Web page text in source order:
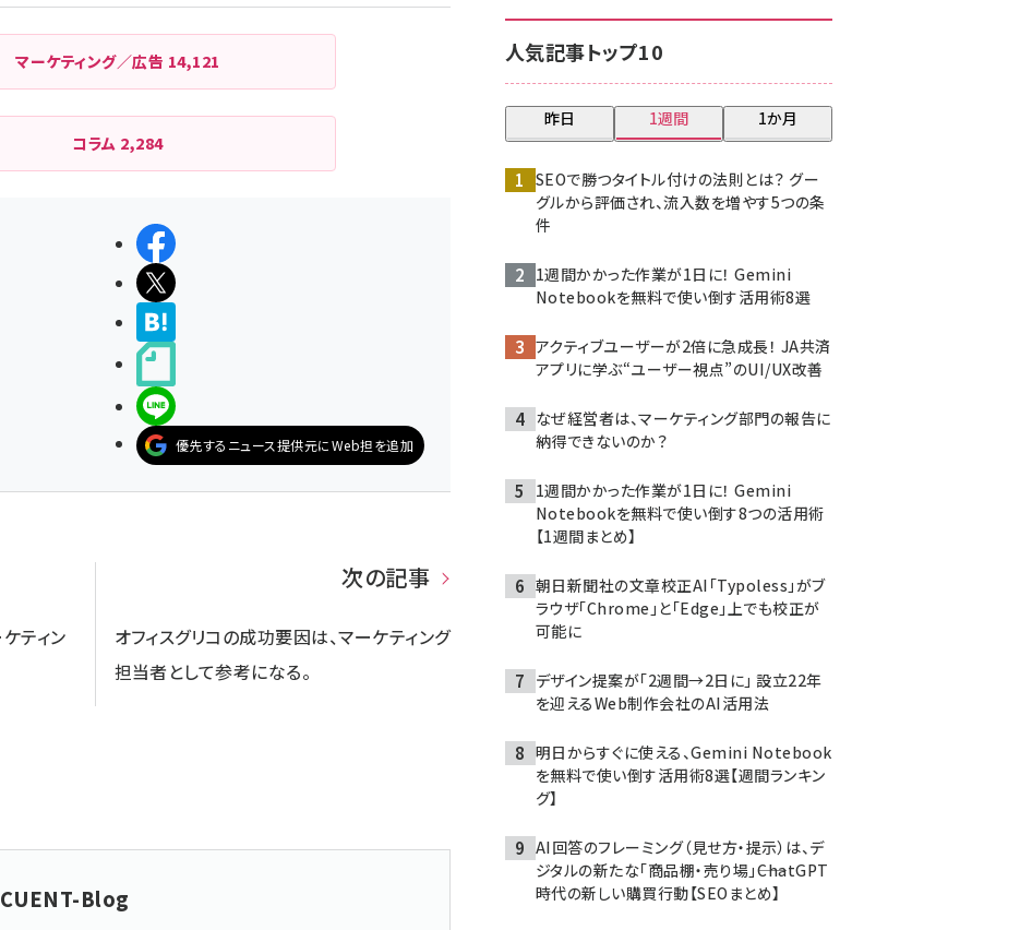
マーケティング／広告 14,121
コラム 2,284
シェアする
ポストする
LINEで送る
優先するニュース提供元にWeb担を追加
ティン
次の記事
オフィスグリコの成功要因は、マーケティング
担当者として参考になる。
Blog
人気記事トップ10
昨日 1週間 1か月
SEOで勝つタイトル付けの法則とは？ グー
グルから評価され、流入数を増やす5つの条
件
1週間かかった作業が1日に！ Gemini
Notebookを無料で使い倒す活用術8選
アクティブユーザーが2倍に急成長！ JA共済
アプリに学ぶ“ユーザー視点”のUI/UX改善
なぜ経営者は、マーケティング部門の報告に
納得できないのか？
1週間かかった作業が1日に！ Gemini
Notebookを無料で使い倒す8つの活用術
【1週間まとめ】
朝日新聞社の文章校正AI「Typoless」がブ
ラウザ「Chrome」と「Edge」上でも校正が
可能に
デザイン提案が「2週間→2日に」 設立22年
を迎えるWeb制作会社のAI活用法
明日からすぐに使える、Gemini Notebook
を無料で使い倒す活用術8選【週間ランキン
グ】
AI回答のフレーミング（見せ方・提示）は、デ
ジタルの新たな「商品棚・売り場」――ChatGPT
時代の新しい購買行動【SEOまとめ】